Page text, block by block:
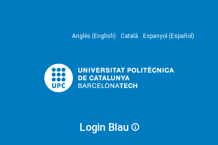
Anglès (English) Català Espanyol (Español)
Login Blau